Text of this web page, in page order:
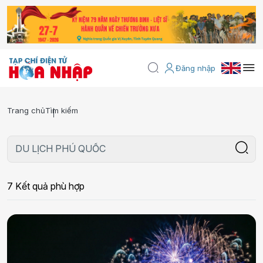
Đăng nhập
Trang chủTìm kiếm
7 Kết quả phù hợp